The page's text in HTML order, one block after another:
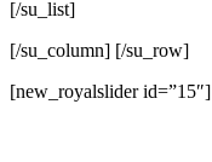
[/su_list]
[/su_column] [/su_row]
[new_royalslider id=”15″]